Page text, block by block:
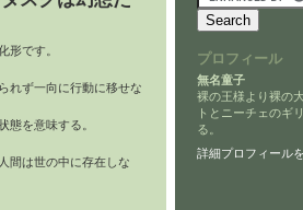
形です。
れず一向に行動に移せな
態を意味する。
間は世の中に存在しな
プロフィール
無名童子
裸の王様より裸の
トとニーチェのギ
る。
詳細プロフィール